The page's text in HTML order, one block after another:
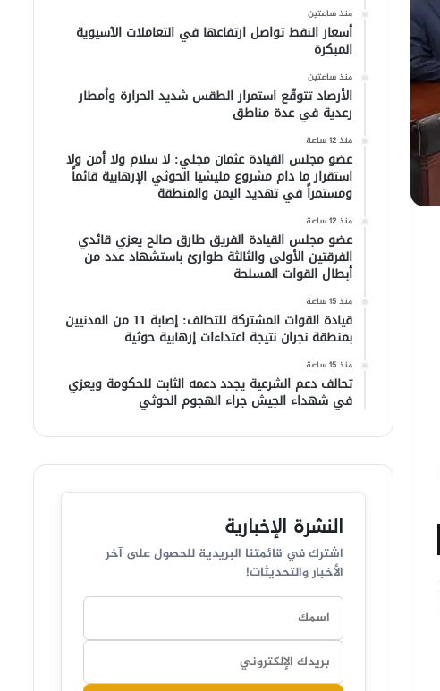
منذ ساعتين
أسعار النفط تواصل ارتفاعها في التعاملات الآسيوية
المبكرة
منذ ساعتين
الأرصاد تتوقّع استمرار الطقس شديد الحرارة وأمطار
رعدية في عدة مناطق
منذ 12 ساعة
عضو مجلس القيادة عثمان مجلي: لا سلام ولا أمن ولا
استقرار ما دام مشروع مليشيا الحوثي الإرهابية قائماً
ومستمراً في تهديد اليمن والمنطقة
منذ 12 ساعة
عضو مجلس القيادة الفريق طارق صالح يعزي قائدي
الفرقتين الأولى والثالثة طوارئ باستشهاد عدد من
أبطال القوات المسلحة
منذ 15 ساعة
قيادة القوات المشتركة للتحالف: إصابة 11 من المدنيين
بمنطقة نجران نتيجة اعتداءات إرهابية حوثية
منذ 15 ساعة
تحالف دعم الشرعية يجدد دعمه الثابت للحكومة ويعزي
في شهداء الجيش جراء الهجوم الحوثي
النشرة الإخبارية
اشترك في قائمتنا البريدية للحصول على آخر
الأخبار والتحديثات!